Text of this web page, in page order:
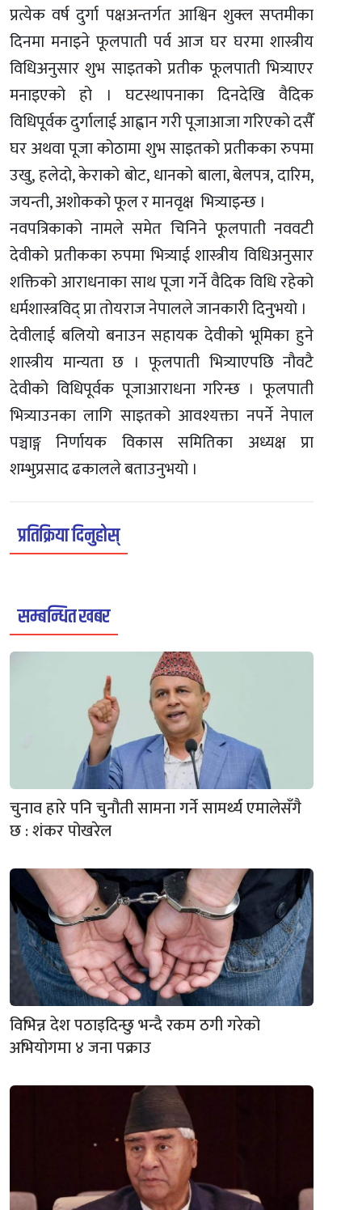
प्रत्येक वर्ष दुर्गा पक्षअन्तर्गत आश्विन शुक्ल सप्तमीका
दिनमा मनाइने फूलपाती पर्व आज घर घरमा शास्त्रीय
विधिअनुसार शुभ साइतको प्रतीक फूलपाती भित्र्याएर
मनाइएको हो । घटस्थापनाका दिनदेखि वैदिक
विधिपूर्वक दुर्गालाई आह्वान गरी पूजाआजा गरिएको दसैँ
घर अथवा पूजा कोठामा शुभ साइतको प्रतीकका रुपमा
उखु, हलेदो, केराको बोट, धानको बाला, बेलपत्र, दारिम,
जयन्ती, अशोकको फूल र मानवृक्ष भित्र्याइन्छ ।
नवपत्रिकाको नामले समेत चिनिने फूलपाती नववटी
देवीको प्रतीकका रुपमा भित्र्याई शास्त्रीय विधिअनुसार
शक्तिको आराधनाका साथ पूजा गर्ने वैदिक विधि रहेको
धर्मशास्त्रविद् प्रा तोयराज नेपालले जानकारी दिनुभयो ।
देवीलाई बलियो बनाउन सहायक देवीको भूमिका हुने
शास्त्रीय मान्यता छ । फूलपाती भित्र्याएपछि नौवटै
देवीको विधिपूर्वक पूजाआराधना गरिन्छ । फूलपाती
भित्र्याउनका लागि साइतको आवश्यक्ता नपर्ने नेपाल
पञ्चाङ्ग निर्णायक विकास समितिका अध्यक्ष प्रा
शम्भुप्रसाद ढकालले बताउनुभयो ।
प्रतिक्रिया दिनुहोस्
सम्बन्धित खबर
चुनाव हारे पनि चुनौती सामना गर्ने सामर्थ्य एमालेसँगै
छ : शंकर पोखरेल
विभिन्न देश पठाइदिन्छु भन्दै रकम ठगी गरेको
अभियोगमा ४ जना पक्राउ